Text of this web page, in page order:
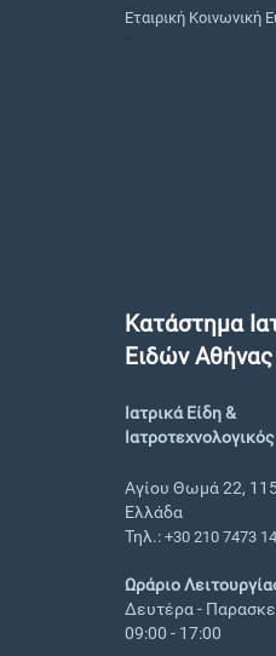
Εταιρική Κοινωνική
"
Κατάστημα
Ειδών Αθήνας
Ιατρικά Είδη &
Αγίου Θωμά 22,
Ελλάδα
Τηλ.:+30 210 7473
Ωράριο
Δευτέρα -
09:00 - 17:00